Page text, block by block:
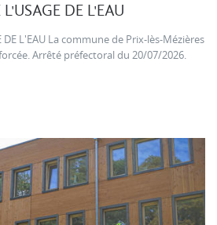
DE L'EAU
DE L'EAU La commune de Prix-lès-Mézières
Arrêté préfectoral du 20/07/2026.